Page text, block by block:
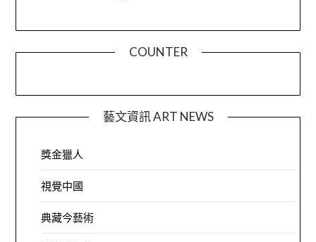
COUNTER
藝文資訊 ART NEWS
獎金獵人
視覺中國
典藏今藝術